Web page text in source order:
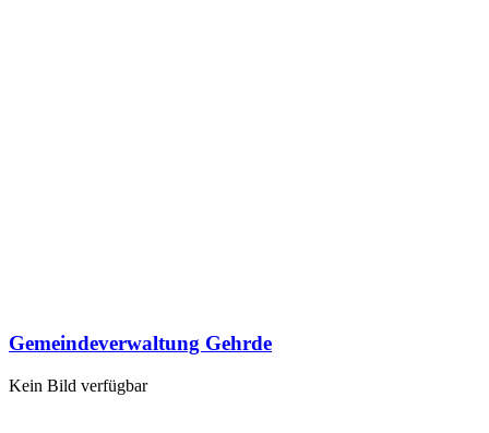
Gemeindeverwaltung Gehrde
Kein Bild verfügbar